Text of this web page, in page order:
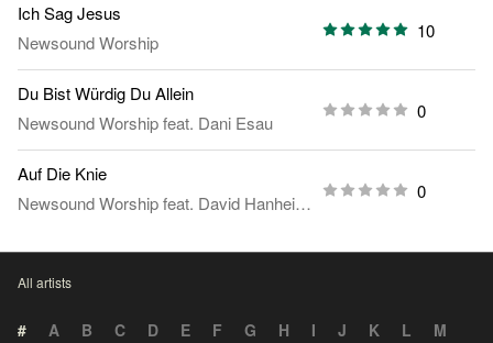
Ich Sag Jesus
Newsound Worship
10
Du Bist Würdig Du Allein
Newsound Worshipfeat. Dani Esau
0
Auf Die Knie
Newsound Worshipfeat. David Hanheiser
0
All artists
# A B C D E F G H I J K L
M